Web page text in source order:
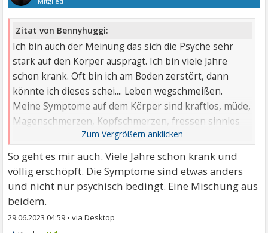
Zitat von Bennyhuggi:
Ich bin auch der Meinung das sich die Psyche sehr
stark auf den Körper ausprägt. Ich bin viele Jahre
schon krank. Oft bin ich am Boden zerstört, dann
könnte ich dieses schei.... Leben wegschmeißen.
Meine Symptome auf dem Körper sind kraftlos, müde,
Magenschmerzen, Kopfschmerzen, fressen sinnlos
auf der Suche nach ...
So geht es mir auch. Viele Jahre schon krank und
völlig erschöpft. Die Symptome sind etwas anders
und nicht nur psychisch bedingt. Eine Mischung aus
beidem.
29.06.2023 04:59 •